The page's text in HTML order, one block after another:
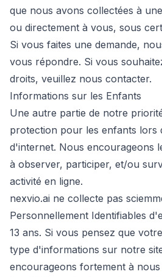
que nous avons collectées à
ou directement à vous, sous
Si vous faites une demande,
vous répondre. Si vous
droits, veuillez nous contacter.
Informations sur les Enfants
Une autre partie de notre
protection pour les enfants lors
d'internet. Nous encourageons
à observer, participer, et/ou
activité en ligne.
nexvio.ai ne collecte pas
Personnellement Identifiables
13 ans. Si vous pensez que
type d'informations sur notre
encourageons fortement à